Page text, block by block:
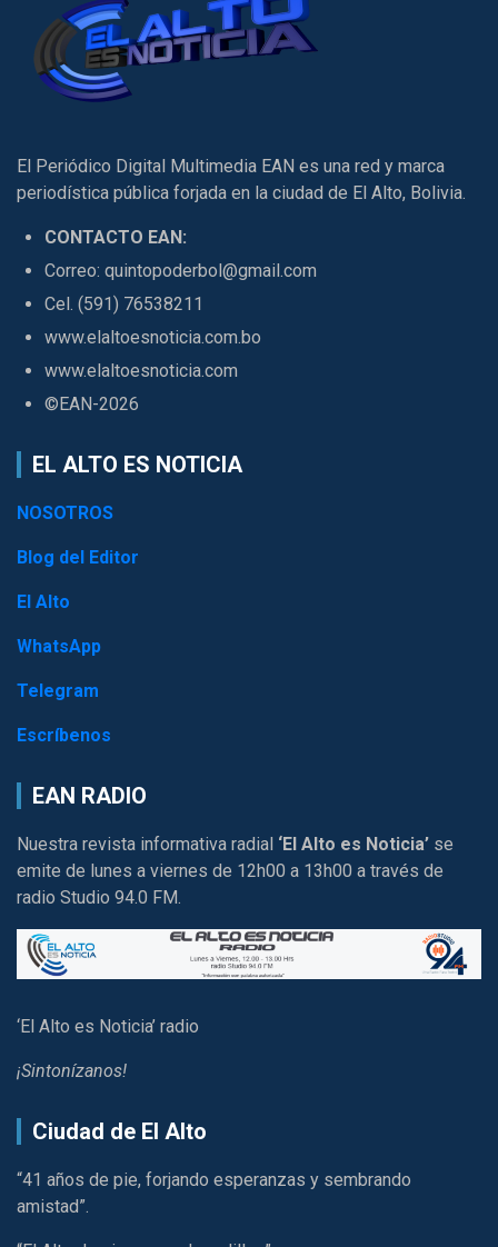
El Periódico Digital Multimedia EAN es una red y marca
periodística pública forjada en la ciudad de El Alto, Bolivia.
CONTACTO EAN:
Correo: quintopoderbol@gmail.com
Cel. (591) 76538211
www.elaltoesnoticia.com.bo
www.elaltoesnoticia.com
©EAN-2026
EL ALTO ES NOTICIA
NOSOTROS
Blog del Editor
El Alto
WhatsApp
Telegram
Escríbenos
EAN RADIO
Nuestra revista informativa radial ‘El Alto es Noticia’ se
emite de lunes a viernes de 12h00 a 13h00 a través de
radio Studio 94.0 FM.
‘El Alto es Noticia’ radio
¡Sintonízanos!
Ciudad de El Alto
“41 años de pie, forjando esperanzas y sembrando
amistad”.